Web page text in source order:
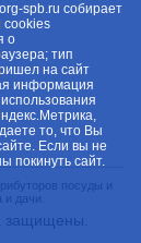
посуды и
дачи.
защищены.
spb.ru собирает
cookies
о
тип
на сайт
информация
то, что Вы
Если вы не
покинуть сайт.